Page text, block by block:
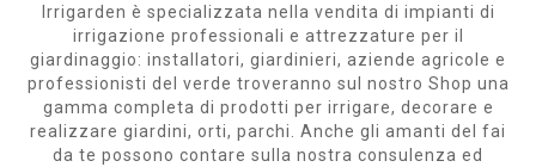
Irrigarden è specializzata nella vendita di impianti di
irrigazione professionali e attrezzature per il
giardinaggio: installatori, giardinieri, aziende agricole e
professionisti del verde troveranno sul nostro Shop una
gamma completa di prodotti per irrigare, decorare e
realizzare giardini, orti, parchi. Anche gli amanti del fai
da te possono contare sulla nostra consulenza ed